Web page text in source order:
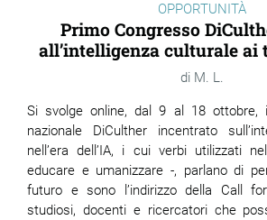
OPPORTUNITÀ
Primo Congresso
all’intelligenza culturale ai
M. L.
Si svolge online, dal 9 al 18 ottobre,
nazionale DiCulther incentrato
nell’era dell’IA, i cui verbi utilizzati
educare e umanizzare -, parlano di
futuro e sono l’indirizzo della Call
studiosi, docenti e ricercatori che